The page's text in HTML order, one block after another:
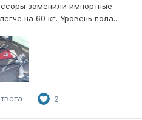
заменили импортные
на 60 кг. Уровень пола...
2